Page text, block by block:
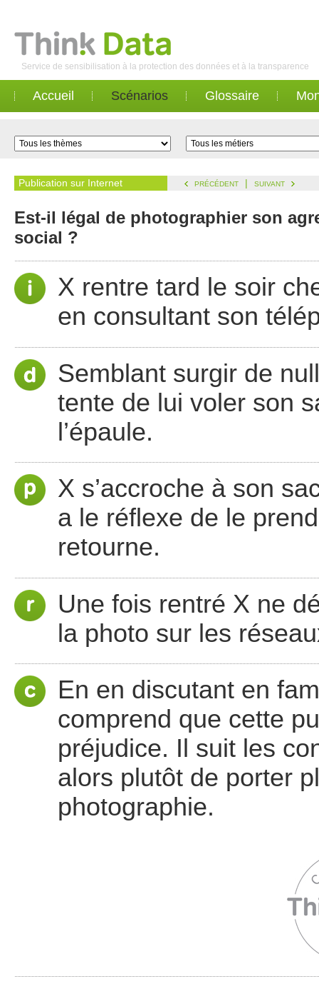
Service de sensibilisation à la protection des données et à la transparence
Accueil Scénarios Glossaire
Publication sur Internet PRÉCÉDENT | SUIVANT
Est-il légal de photographier son
social ?
X rentre tard le soir
en consultant son
Semblant surgir de
tente de lui voler son
l’épaule.
X s’accroche à son
a le réflexe de le
retourne.
Une fois rentré X ne
la photo sur les
En en discutant en
comprend que cette
préjudice. Il suit les
alors plutôt de porter
photographie.